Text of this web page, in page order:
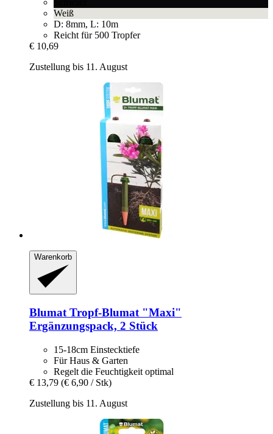
Weiß
D: 8mm, L: 10m
Reicht für 500 Tropfer
€ 10,69
Zustellung bis 11. August
Warenkorb
Blumat Tropf-​Blumat "Maxi"
Ergänzungspack, 2 Stück
15-18cm Einstecktiefe
Für Haus & Garten
Regelt die Feuchtigkeit optimal
€ 13,79 (€ 6,90 / Stk)
Zustellung bis 11. August